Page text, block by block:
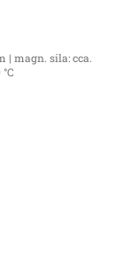
| magn. sila: cca.